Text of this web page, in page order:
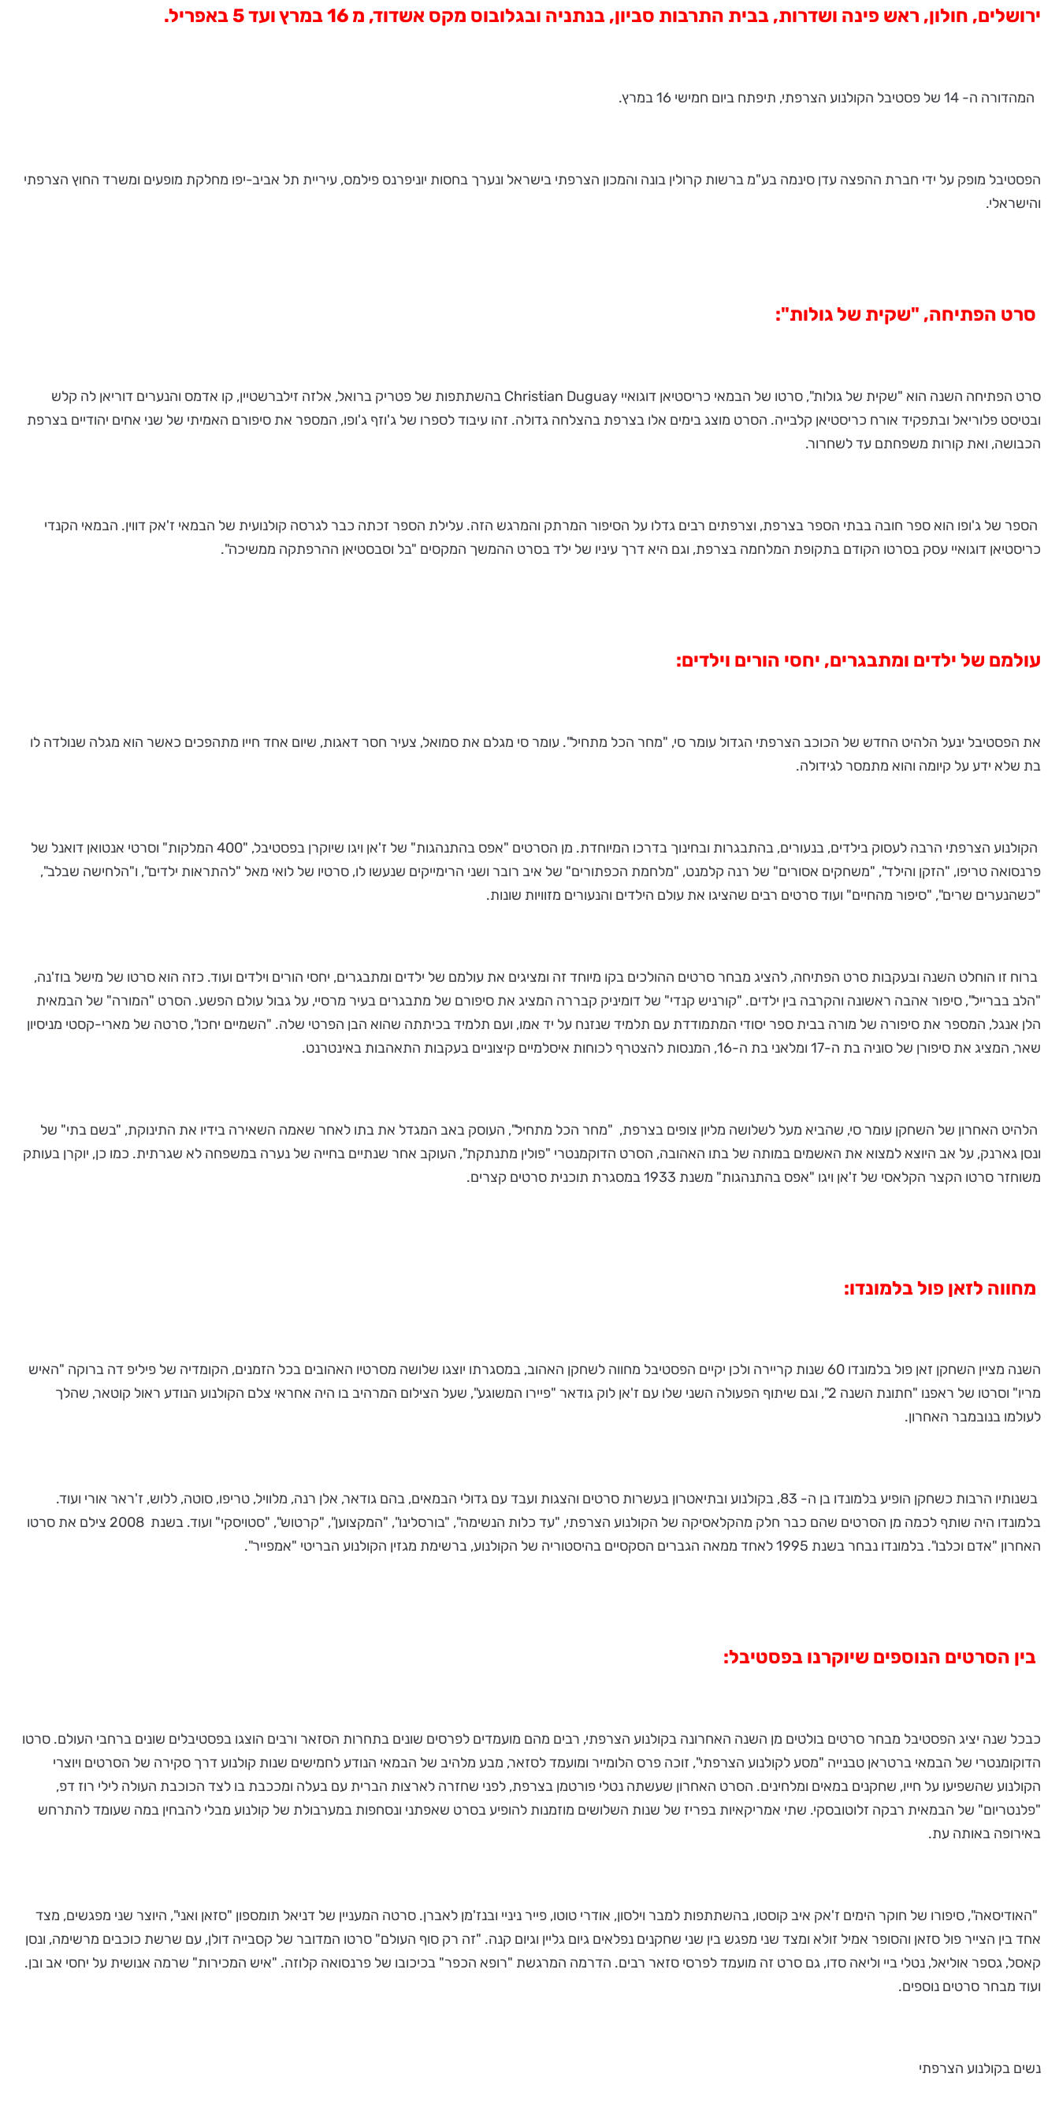
ירושלים, חולון, ראש פינה ושדרות, בבית התרבות סביון, בנתניה ובגלובוס מקס אשדוד, מ 16 במרץ ועד
5באפריל.
המהדורה ה- 14 של פסטיבל הקולנוע הצרפתי, תיפתח ביום חמישי 16 במרץ.
הפסטיבל מופק על ידי חברת ההפצה עדן סינמה בע"מ ברשות קרולין בונה והמכון הצרפתי בישראל ונערך בחסות יוניפרנס פילמס, עיריית תל אביב-יפו מחלקת מופעים ומשרד החוץ הצרפתי
והישראלי.
סרט הפתיחה, "שקית של גולות":
סרט הפתיחה השנה הוא "שקית של גולות", סרטו של הבמאי כריסטיאן דוגואיי Christian Duguay בהשתתפות של פטריק ברואל, אלזה זילברשטיין, קו אדמס והנערים דוריאן לה קלש
ובטיסט פלוריאל ובתפקיד אורח כריסטיאן קלבייה. הסרט מוצג בימים אלו בצרפת בהצלחה גדולה. זהו עיבוד לספרו של ג'וזף ג'ופו, המספר את סיפורם האמיתי של שני אחים יהודיים בצרפת
הכבושה, ואת קורות משפחתם עד לשחרור.
הספר של ג'ופו הוא ספר חובה בבתי הספר בצרפת, וצרפתים רבים גדלו על הסיפור המרתק והמרגש הזה. עלילת הספר זכתה כבר לגרסה קולנועית של הבמאי ז'אק דווין. הבמאי הקנדי
כריסטיאן דוגואיי עסק בסרטו הקודם בתקופת המלחמה בצרפת, וגם היא דרך עיניו של ילד בסרט ההמשך המקסים "בל וסבסטיאן ההרפתקה ממשיכה".
עולמם של ילדים ומתבגרים, יחסי הורים וילדים:
את הפסטיבל ינעל הלהיט החדש של הכוכב הצרפתי הגדול עומר סי, "מחר הכל מתחיל". עומר סי מגלם את סמואל, צעיר חסר דאגות, שיום אחד חייו מתהפכים כאשר הוא מגלה שנולדה לו
בת שלא ידע על קיומה והוא מתמסר לגידולה.
הקולנוע הצרפתי הרבה לעסוק בילדים, בנעורים, בהתבגרות ובחינוך בדרכו המיוחדת. מן הסרטים "אפס בהתנהגות" של ז'אן ויגו שיוקרן בפסטיבל, "400 המלקות" וסרטי אנטואן דואנל של
פרנסואה טריפו, "הזקן והילד", "משחקים אסורים" של רנה קלמנט, "מלחמת הכפתורים" של איב רובר ושני הרימייקים שנעשו לו, סרטיו של לואי מאל "להתראות ילדים", ו"הלחישה שבלב",
"כשהנערים שרים", "סיפור מהחיים" ועוד סרטים רבים שהציגו את עולם הילדים והנעורים מזוויות שונות.
ברוח זו הוחלט השנה ובעקבות סרט הפתיחה, להציג מבחר סרטים ההולכים בקו מיוחד זה ומציגים את עולמם של ילדים ומתבגרים, יחסי הורים וילדים ועוד. כזה הוא סרטו של מישל בוז'נה,
"הלב בברייל", סיפור אהבה ראשונה והקרבה בין ילדים. "קורניש קנדי" של דומיניק קבררה המציג את סיפורם של מתבגרים בעיר מרסיי, על גבול עולם הפשע. הסרט "המורה" של הבמאית
הלן אנגל, המספר את סיפורה של מורה בבית ספר יסודי המתמודדת עם תלמיד שנזנח על יד אמו, ועם תלמיד בכיתתה שהוא הבן הפרטי שלה. "השמיים יחכו", סרטה של מארי-קסטי מניסיון
שאר, המציג את סיפורן של סוניה בת ה-17 ומלאני בת ה-16, המנסות להצטרף לכוחות איסלמיים קיצוניים בעקבות התאהבות באינטרנט.
הלהיט האחרון של השחקן עומר סי, שהביא מעל לשלושה מליון צופים בצרפת, "מחר הכל מתחיל", העוסק באב המגדל את בתו לאחר שאמה השאירה בידיו את התינוקת, "בשם בתי" של
ונסן גארנק, על אב היוצא למצוא את האשמים במותה של בתו האהובה, הסרט הדוקמנטרי "פולין מתנתקת", העוקב אחר שנתיים בחייה של נערה במשפחה לא שגרתית. כמו כן, יוקרן בעותק
משוחזר סרטו הקצר הקלאסי של ז'אן ויגו "אפס בהתנהגות" משנת 1933 במסגרת תוכנית סרטים קצרים.
מחווה לזאן פול בלמונדו:
השנה מציין השחקן זאן פול בלמונדו 60 שנות קריירה ולכן יקיים הפסטיבל מחווה לשחקן האהוב, במסגרתו יוצגו שלושה מסרטיו האהובים בכל הזמנים, הקומדיה של פיליפ דה ברוקה "האיש
מריו" וסרטו של ראפנו "חתונת השנה 2", וגם שיתוף הפעולה השני שלו עם ז'אן לוק גודאר "פיירו המשוגע", שעל הצילום המרהיב בו היה אחראי צלם הקולנוע הנודע ראול קוטאר, שהלך
לעולמו בנובמבר האחרון.
בשנותיו הרבות כשחקן הופיע בלמונדו בן ה- 83, בקולנוע ובתיאטרון בעשרות סרטים והצגות ועבד עם גדולי הבמאים, בהם גודאר, אלן רנה, מלוויל, טריפו, סוטה, ללוש, ז'ראר אורי ועוד.
בלמונדו היה שותף לכמה מן הסרטים שהם כבר חלק מהקלאסיקה של הקולנוע הצרפתי, "עד כלות הנשימה", "בורסלינו", "המקצוען", "קרטוש", "סטויסקי" ועוד. בשנת 2008 צילם את סרטו
האחרון "אדם וכלבו". בלמונדו נבחר בשנת 1995 לאחד ממאה הגברים הסקסיים בהיסטוריה של הקולנוע, ברשימת מגזין הקולנוע הבריטי "אמפייר".
בין הסרטים הנוספים שיוקרנו בפסטיבל:
כבכל שנה יציג הפסטיבל מבחר סרטים בולטים מן השנה האחרונה בקולנוע הצרפתי, רבים מהם מועמדים לפרסים שונים בתחרות הסזאר ורבים הוצגו בפסטיבלים שונים ברחבי העולם. סרטו
הדוקומנטרי של הבמאי ברטראן טבנייה "מסע לקולנוע הצרפתי", זוכה פרס הלומייר ומועמד לסזאר, מבע מלהיב של הבמאי הנודע לחמישים שנות קולנוע דרך סקירה של הסרטים ויוצרי
הקולנוע שהשפיעו על חייו, שחקנים במאים ומלחינים. הסרט האחרון שעשתה נטלי פורטמן בצרפת, לפני שחזרה לארצות הברית עם בעלה ומככבת בו לצד הכוכבת העולה לילי רוז דפ,
"פלנטריום" של הבמאית רבקה זלוטובסקי. שתי אמריקאיות בפריז של שנות השלושים מוזמנות להופיע בסרט שאפתני ונסחפות במערבולת של קולנוע מבלי להבחין במה שעומד להתרחש
באירופה באותה עת.
"האודיסאה", סיפורו של חוקר הימים ז'אק איב קוסטו, בהשתתפות למבר וילסון, אודרי טוטו, פייר ניניי ובנז'מן לאברן. סרטה המעניין של דניאל תומספון "סזאן ואני", היוצר שני מפגשים, מצד
אחד בין הצייר פול סזאן והסופר אמיל זולא ומצד שני מפגש בין שני שחקנים נפלאים גיום גליין וגיום קנה. "זה רק סוף העולם" סרטו המדובר של קסבייה דולן, עם שרשת כוכבים מרשימה, ונסן
קאסל, גספר אוליאל, נטלי ביי וליאה סדו, גם סרט זה מועמד לפרסי סזאר רבים. הדרמה המרגשת "רופא הכפר" בכיכובו של פרנסואה קלוזה. "איש המכירות" שרמה אנושית על יחסי אב ובן.
ועוד מבחר סרטים נוספים.
נשים בקולנוע הצרפתי